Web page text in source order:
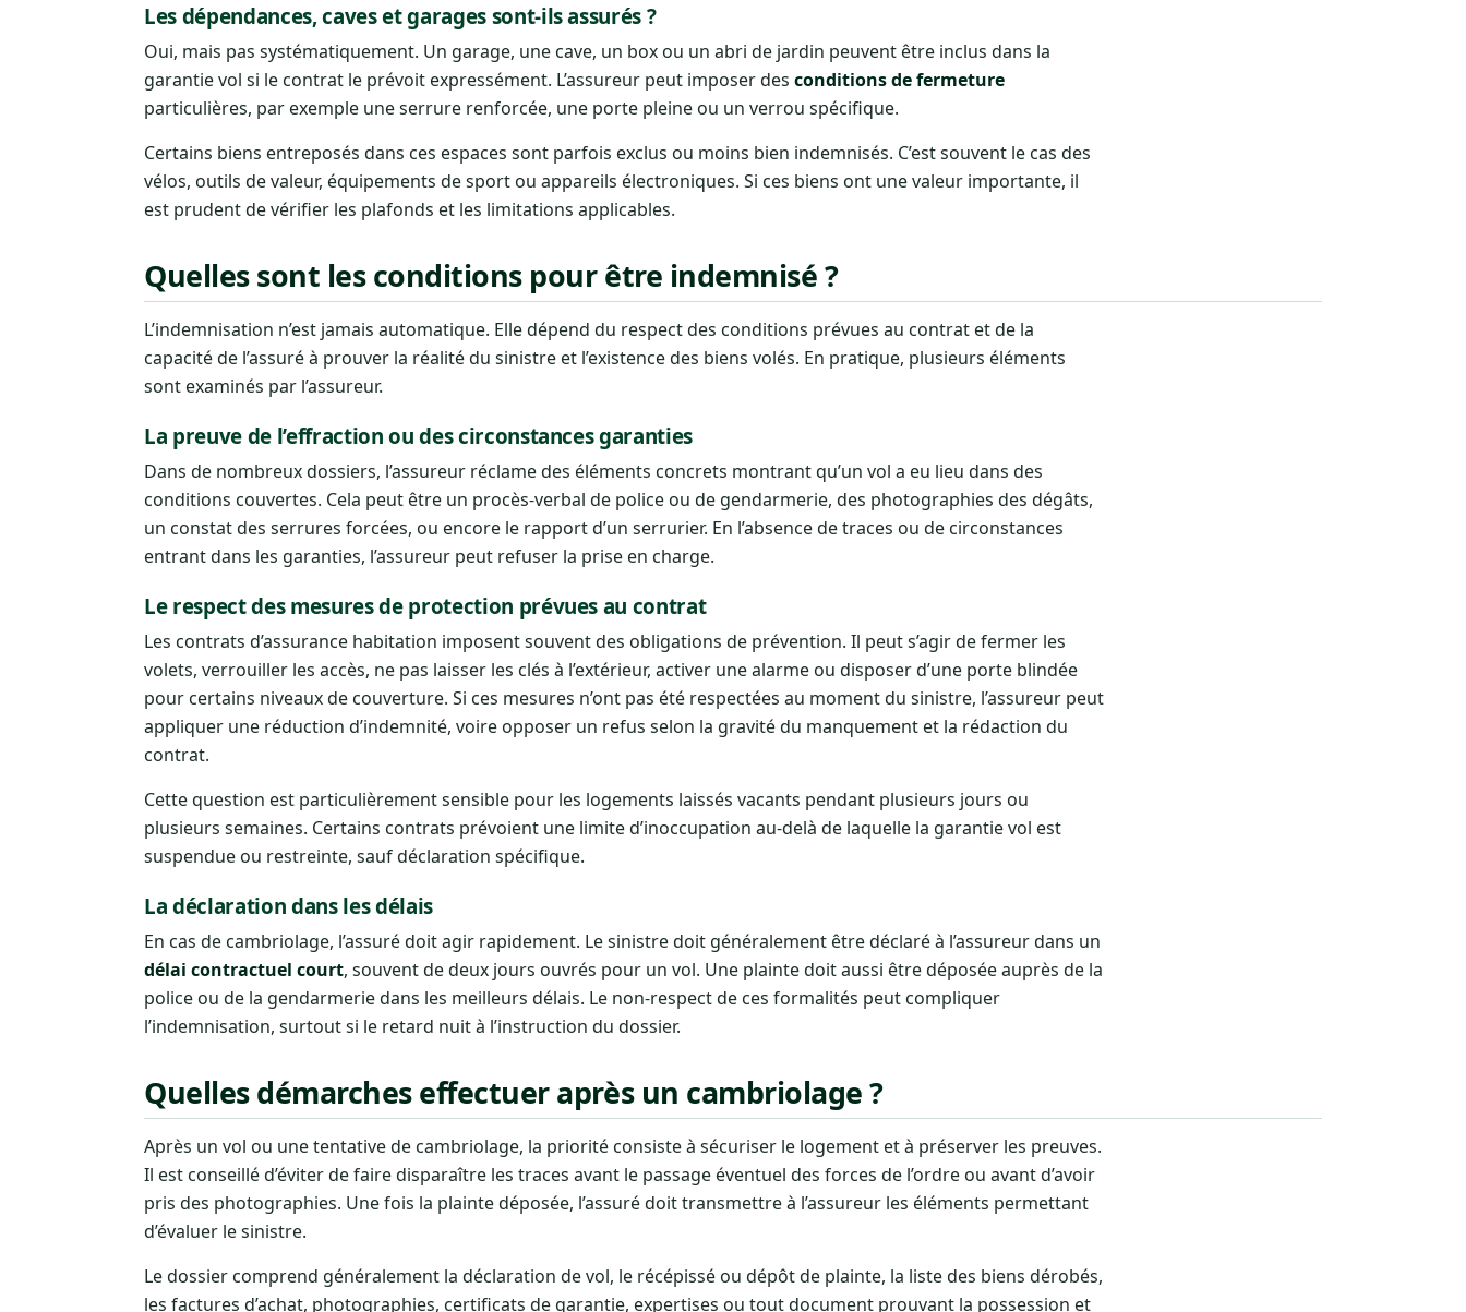
Les dépendances, caves et garages sont-ils assurés ?
Oui, mais pas systématiquement. Un garage, une cave, un box ou un abri de jardin peuvent être inclus dans la
garantie vol si le contrat le prévoit expressément. L’assureur peut imposer des conditions de fermeture
particulières, par exemple une serrure renforcée, une porte pleine ou un verrou spécifique.
Certains biens entreposés dans ces espaces sont parfois exclus ou moins bien indemnisés. C’est souvent le cas des
vélos, outils de valeur, équipements de sport ou appareils électroniques. Si ces biens ont une valeur importante, il
est prudent de vérifier les plafonds et les limitations applicables.
Quelles sont les conditions pour être indemnisé ?
L’indemnisation n’est jamais automatique. Elle dépend du respect des conditions prévues au contrat et de la
capacité de l’assuré à prouver la réalité du sinistre et l’existence des biens volés. En pratique, plusieurs éléments
sont examinés par l’assureur.
La preuve de l’effraction ou des circonstances garanties
Dans de nombreux dossiers, l’assureur réclame des éléments concrets montrant qu’un vol a eu lieu dans des
conditions couvertes. Cela peut être un procès-verbal de police ou de gendarmerie, des photographies des dégâts,
un constat des serrures forcées, ou encore le rapport d’un serrurier. En l’absence de traces ou de circonstances
entrant dans les garanties, l’assureur peut refuser la prise en charge.
Le respect des mesures de protection prévues au contrat
Les contrats d’assurance habitation imposent souvent des obligations de prévention. Il peut s’agir de fermer les
volets, verrouiller les accès, ne pas laisser les clés à l’extérieur, activer une alarme ou disposer d’une porte blindée
pour certains niveaux de couverture. Si ces mesures n’ont pas été respectées au moment du sinistre, l’assureur peut
appliquer une réduction d’indemnité, voire opposer un refus selon la gravité du manquement et la rédaction du
contrat.
Cette question est particulièrement sensible pour les logements laissés vacants pendant plusieurs jours ou
plusieurs semaines. Certains contrats prévoient une limite d’inoccupation au-delà de laquelle la garantie vol est
suspendue ou restreinte, sauf déclaration spécifique.
La déclaration dans les délais
En cas de cambriolage, l’assuré doit agir rapidement. Le sinistre doit généralement être déclaré à l’assureur dans un
délai contractuel court, souvent de deux jours ouvrés pour un vol. Une plainte doit aussi être déposée auprès de la
police ou de la gendarmerie dans les meilleurs délais. Le non-respect de ces formalités peut compliquer
l’indemnisation, surtout si le retard nuit à l’instruction du dossier.
Quelles démarches effectuer après un cambriolage ?
Après un vol ou une tentative de cambriolage, la priorité consiste à sécuriser le logement et à préserver les preuves.
Il est conseillé d’éviter de faire disparaître les traces avant le passage éventuel des forces de l’ordre ou avant d’avoir
pris des photographies. Une fois la plainte déposée, l’assuré doit transmettre à l’assureur les éléments permettant
d’évaluer le sinistre.
Le dossier comprend généralement la déclaration de vol, le récépissé ou dépôt de plainte, la liste des biens dérobés,
les factures d’achat, photographies, certificats de garantie, expertises ou tout document prouvant la possession et